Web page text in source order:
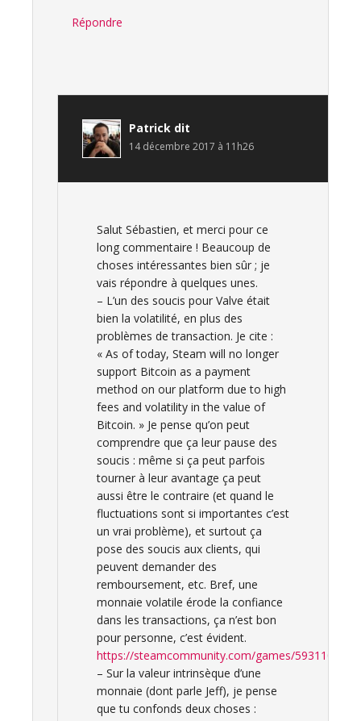
Répondre
Patrick dit
14 décembre 2017 à 11h26
Salut Sébastien, et merci pour ce
long commentaire ! Beaucoup de
choses intéressantes bien sûr ; je
vais répondre à quelques unes.
– L’un des soucis pour Valve était
bien la volatilité, en plus des
problèmes de transaction. Je cite :
« As of today, Steam will no longer
support Bitcoin as a payment
method on our platform due to high
fees and volatility in the value of
Bitcoin. » Je pense qu’on peut
comprendre que ça leur pause des
soucis : même si ça peut parfois
tourner à leur avantage ça peut
aussi être le contraire (et quand le
fluctuations sont si importantes c’est
un vrai problème), et surtout ça
pose des soucis aux clients, qui
peuvent demander des
remboursement, etc. Bref, une
monnaie volatile érode la confiance
dans les transactions, ça n’est bon
pour personne, c’est évident.
https://steamcommunity.com/games/593110/
– Sur la valeur intrinsèque d’une
monnaie (dont parle Jeff), je pense
que tu confonds deux choses :